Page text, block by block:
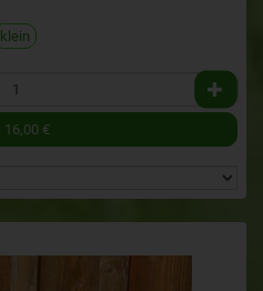
klein
16,00 €